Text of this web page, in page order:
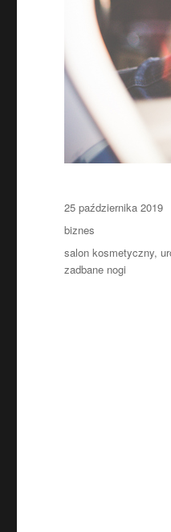
Data
publikacji
25 października 2019
Kategorie
biznes
Tagi
salon kosmetyczny,
zadbane nogi